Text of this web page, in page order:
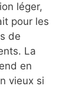
léger,
pour les
de
La
en
vieux si